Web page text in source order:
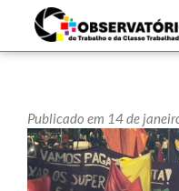
Publicado em 14 de